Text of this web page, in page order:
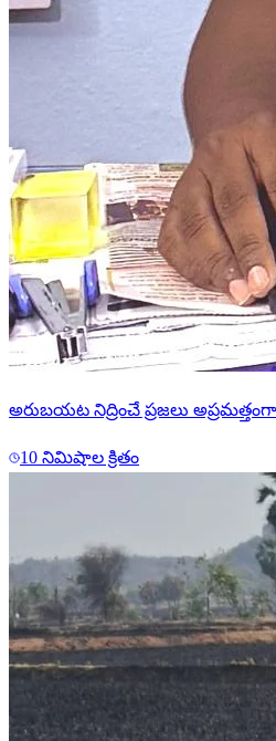
అరుబయట నిద్రించే ప్రజలు
10 నిమిషాల క్రితం